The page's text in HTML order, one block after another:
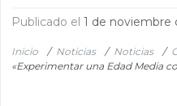
Publicado el1 de noviembre
Inicio / Noticias / Noticias /
«Experimentar una Edad Media